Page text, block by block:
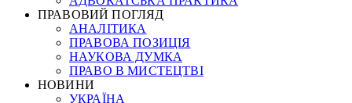
ПРАВОВИЙ ПОГЛЯД
АНАЛІТИКА
ПРАВОВА ПОЗИЦІЯ
НАУКОВА ДУМКА
ПРАВО В МИСТЕЦТВІ
НОВИНИ
УКРАЇНА